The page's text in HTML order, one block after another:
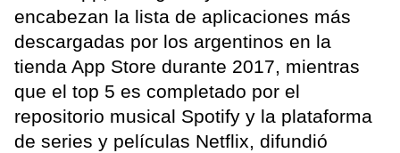
encabezan la lista de aplicaciones más
descargadas por los argentinos en la
tienda App Store durante 2017, mientras
que el top 5 es completado por el
repositorio musical Spotify y la plataforma
de series y películas Netflix, difundió